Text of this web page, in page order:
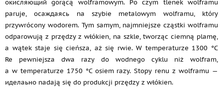
окисляющий gorącą wolframowym. Po czym tlenek wolframu
paruje, осаждаясь na szybie metalowym wolframu, który
przywrócony wodorem. Tym samym, najmniejsze cząstki wolframu
odparowują z przędzy z włókien, na szkle, tworząc ciemną plamę,
a wątek staje się cieńsza, aż się rwie. W temperaturze 1300 °C
Re pewniejsza dwa razy do wodnego cyklu niż wolfram,
a w temperaturze 1750 °C osiem razy. Stopy renu z wolframu —
иделаьно nadają się do produkcji przędzy z włókien.